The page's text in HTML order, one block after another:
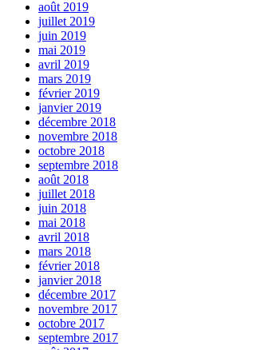
août 2019
juillet 2019
juin 2019
mai 2019
avril 2019
mars 2019
février 2019
janvier 2019
décembre 2018
novembre 2018
octobre 2018
septembre 2018
août 2018
juillet 2018
juin 2018
mai 2018
avril 2018
mars 2018
février 2018
janvier 2018
décembre 2017
novembre 2017
octobre 2017
septembre 2017